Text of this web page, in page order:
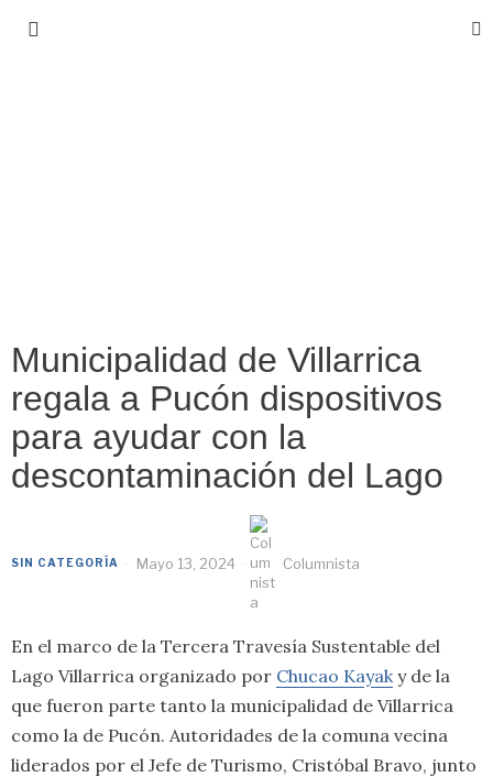
Municipalidad de Villarrica
regala a Pucón dispositivos
para ayudar con la
descontaminación del Lago
SIN CATEGORÍA Mayo 13, 2024 Columnista
En el marco de la Tercera Travesía Sustentable del
Lago Villarrica organizado por Chucao Kayaky de la
que fueron parte tanto la municipalidad de Villarrica
como la de Pucón. Autoridades de la comuna vecina
liderados por el Jefe de Turismo, Cristóbal Bravo, junto